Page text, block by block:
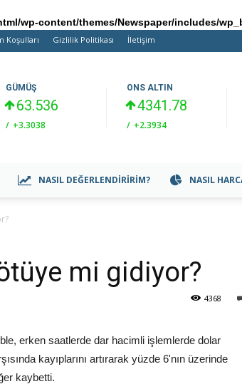
wp-content/themes/Newspaper/includes/
Koşulları Gizlilik Politikası İletişim
GÜMÜŞ
63.536
/ +3.3038
ONS ALTIN
4341.78
/ +2.3934
NASIL DEĞERLENDIRIRIM? NASIL
mi gidiyor?
4368
erken saatlerde dar hacimli işlemlerde dolar
kayıplarını artırarak yüzde 6'nın üzerinde
kaybetti.